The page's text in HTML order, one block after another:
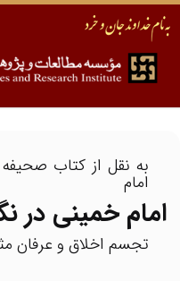
به نقل از کتاب صحیفه
امام
امام خمینی در
تجسم اخلاق و عرفان